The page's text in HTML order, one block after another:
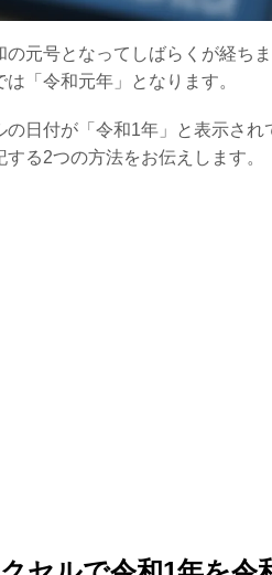
の元号となってしばらくが経ち
は「令和元年」となります。
の日付が「令和1年」と表示され
する2つの方法をお伝えします。